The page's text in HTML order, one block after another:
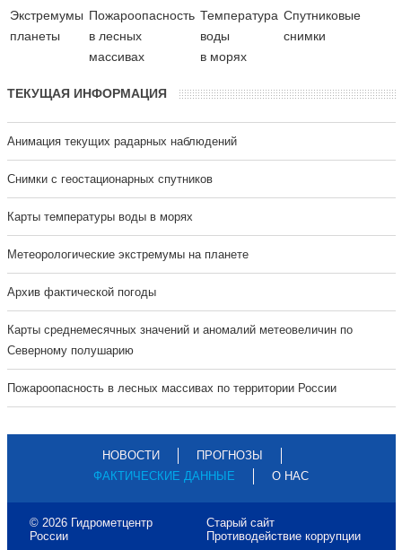
Экстремумы
планеты
Пожароопасность
в лесных
массивах
Температура
воды
в морях
Cпутниковые
снимки
ТЕКУЩАЯ ИНФОРМАЦИЯ
Анимация текущих радарных наблюдений
Cнимки с геостационарных спутников
Карты температуры воды в морях
Метеорологические экстремумы на планете
Архив фактической погоды
Карты среднемесячных значений и аномалий метеовеличин по
Северному полушарию
Пожароопасность в лесных массивах по территории России
НОВОСТИ
ПРОГНОЗЫ
ФАКТИЧЕСКИЕ ДАННЫЕ
О НАС
© 2026 Гидрометцентр
России
Старый сайт
Противодействие коррупции